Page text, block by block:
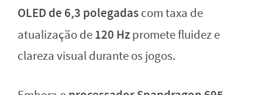
OLED de 6,3 polegadascom taxa de
atualização de120 Hzpromete fluidez e
clareza visual durante os jogos.